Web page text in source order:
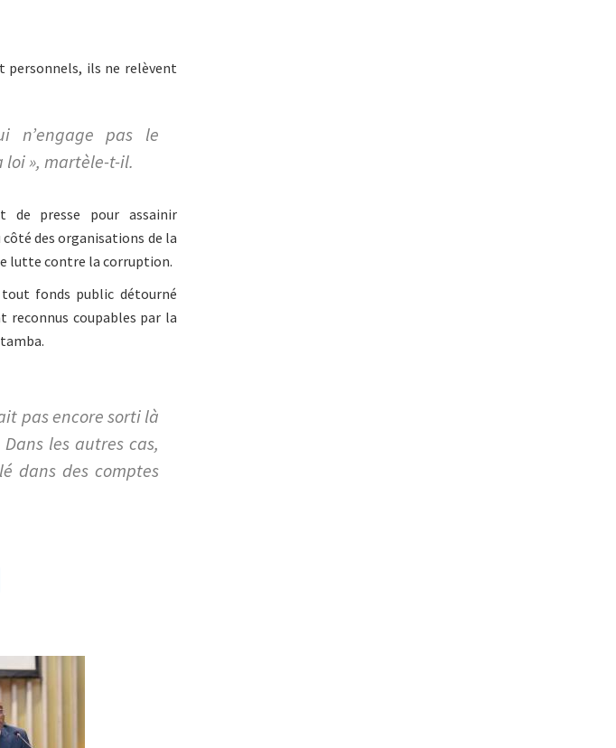
personnels, ils ne relèvent
n’engage pas le
loi », martèle-t-il.
de presse pour assainir
des organisations de la
lutte contre la corruption.
fonds public détourné
reconnus coupables par la
pas encore sorti là
les autres cas,
dans des comptes
n
ge
r